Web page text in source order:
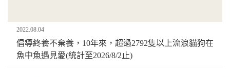
2022.08.04
倡導終養不棄養，10年來，超過2792隻以上流浪貓狗在
魚中魚遇見愛(統計至2026/8/2止)